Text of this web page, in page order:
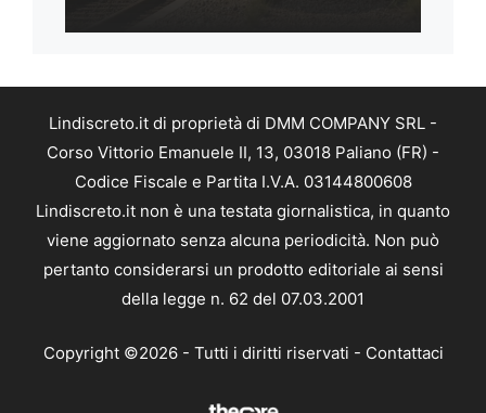
Lindiscreto.it di proprietà di DMM COMPANY SRL -
Corso Vittorio Emanuele II, 13, 03018 Paliano (FR) -
Codice Fiscale e Partita I.V.A. 03144800608
Lindiscreto.it non è una testata giornalistica, in quanto
viene aggiornato senza alcuna periodicità. Non può
pertanto considerarsi un prodotto editoriale ai sensi
della legge n. 62 del 07.03.2001
Copyright ©2026 - Tutti i diritti riservati - Contattaci